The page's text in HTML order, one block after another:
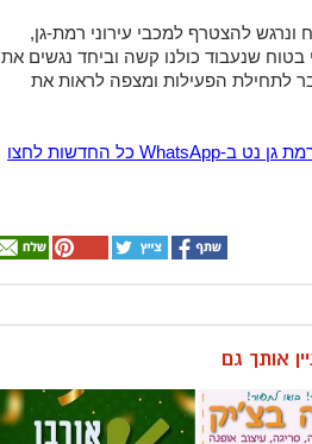
להצטרף למכבי עירוני רמת-גן,
בטוח שנעבוד כולנו קשה וביחד נגשים את
לתחילת הפעילות ומצפה לראות את
הצטרפו לקבוצת החדשות השקטה של רמת גן נט ב-WhatsApp כל החדשות לחצו
אותך גם